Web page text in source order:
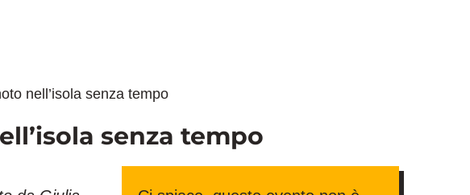
nell’isola senza tempo
senza tempo